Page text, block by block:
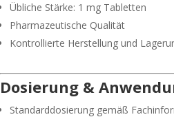
Übliche Stärke: 1 mg Tabletten
Pharmazeutische Qualität
Kontrollierte Herstellung und
Dosierung &
Standarddosierung gemäß